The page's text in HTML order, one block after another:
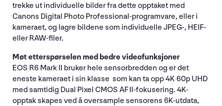
trekke ut individuelle bilder fra dette opptaket med
Canons Digital Photo Professional-programvare, eller i
kameraet, og lagre bildene som individuelle JPEG-, HEIF-
eller RAW-filer.
Møt etterspørselen med bedre videofunksjoner
EOS R6 Mark II bruker hele sensorbredden og er det
eneste kameraet i sin klasse som kan ta opp 4K 60p UHD
med samtidig Dual Pixel CMOS AF II-fokusering. 4K-
opptak skapes ved å oversample sensorens 6K-utdata,